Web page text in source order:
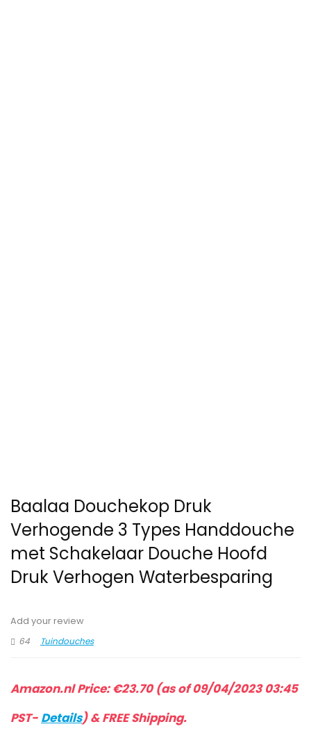
Baalaa Douchekop Druk
Verhogende 3 Types Handdouche
met Schakelaar Douche Hoofd
Druk Verhogen Waterbesparing
Add your review
64
Tuindouches
Amazon.nl Price:€23.70(as of 09/04/2023 03:45
PST- Details)&FREE Shipping.